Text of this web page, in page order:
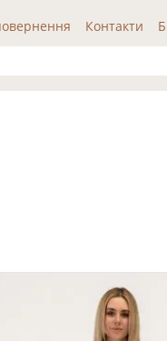
Контакти
Відгуки про нас